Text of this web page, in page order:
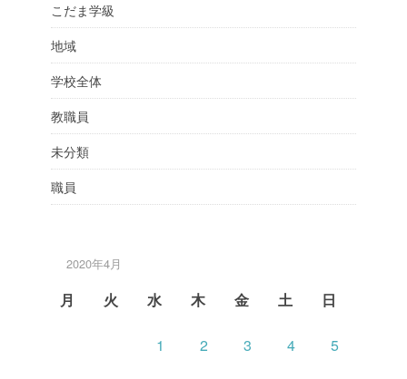
こだま学級
地域
学校全体
教職員
未分類
職員
2020年4月
月 火 水 木 金 土 日
1 2 3 4 5